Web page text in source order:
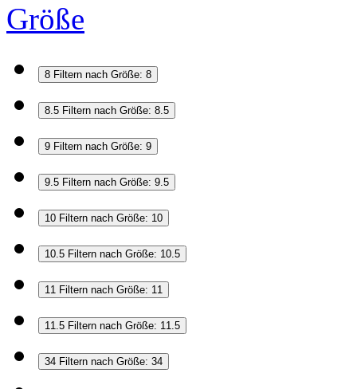
Größe
8 Filtern nach Größe: 8
8.5 Filtern nach Größe: 8.5
9 Filtern nach Größe: 9
9.5 Filtern nach Größe: 9.5
10 Filtern nach Größe: 10
10.5 Filtern nach Größe: 10.5
11 Filtern nach Größe: 11
11.5 Filtern nach Größe: 11.5
34 Filtern nach Größe: 34